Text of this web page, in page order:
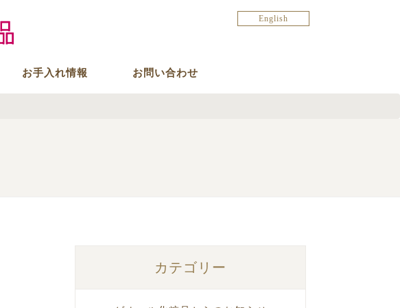
お手入れ情報 お問い合わせ
English
カテゴリー